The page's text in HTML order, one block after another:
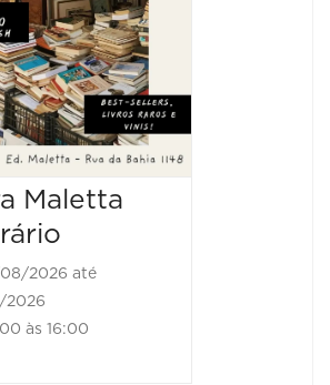
Maletta
2026 até
às 16:00